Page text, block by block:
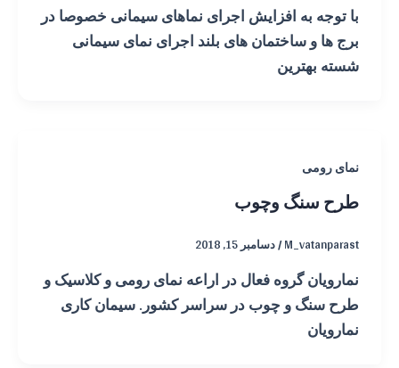
با توجه به افزایش اجرای نماهای سیمانی خصوصا در
برج ها و ساختمان های بلند اجرای نمای سیمانی
شسته بهترین
نمای رومی
طرح سنگ وچوب
M_vatanparast
/دسامبر 15, 2018
نمارویان گروه فعال در اراعه نمای رومی و کلاسیک و
طرح سنگ و چوب در سراسر کشور. سیمان کاری
نمارویان